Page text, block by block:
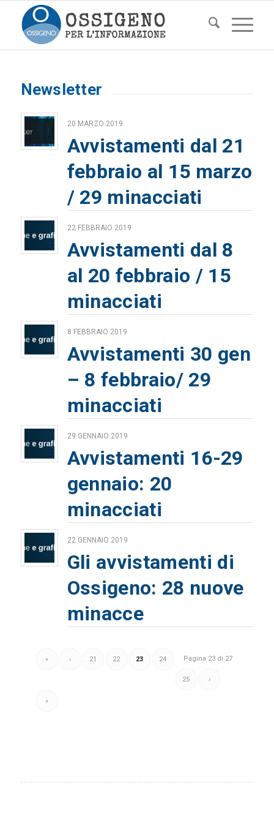
Newsletter
20 MARZO 2019
Avvistamenti dal 21
febbraio al 15 marzo
/ 29 minacciati
22 FEBBRAIO 2019
Avvistamenti dal 8
al 20 febbraio / 15
minacciati
8 FEBBRAIO 2019
Avvistamenti 30 gen
– 8 febbraio/ 29
minacciati
29 GENNAIO 2019
Avvistamenti 16-29
gennaio: 20
minacciati
22 GENNAIO 2019
Gli avvistamenti di
Ossigeno: 28 nuove
minacce
Pagina 23 di 27
« ‹ 21 22 23 24
25 ›
»